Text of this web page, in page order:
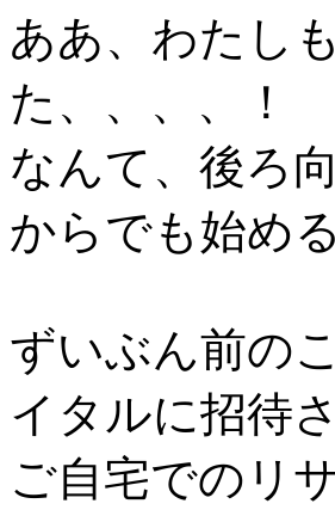
ああ、わたし
た、、、、！
なんて、後ろ
からでも始め
ずいぶん前の
イタルに招待
ご自宅でのリ